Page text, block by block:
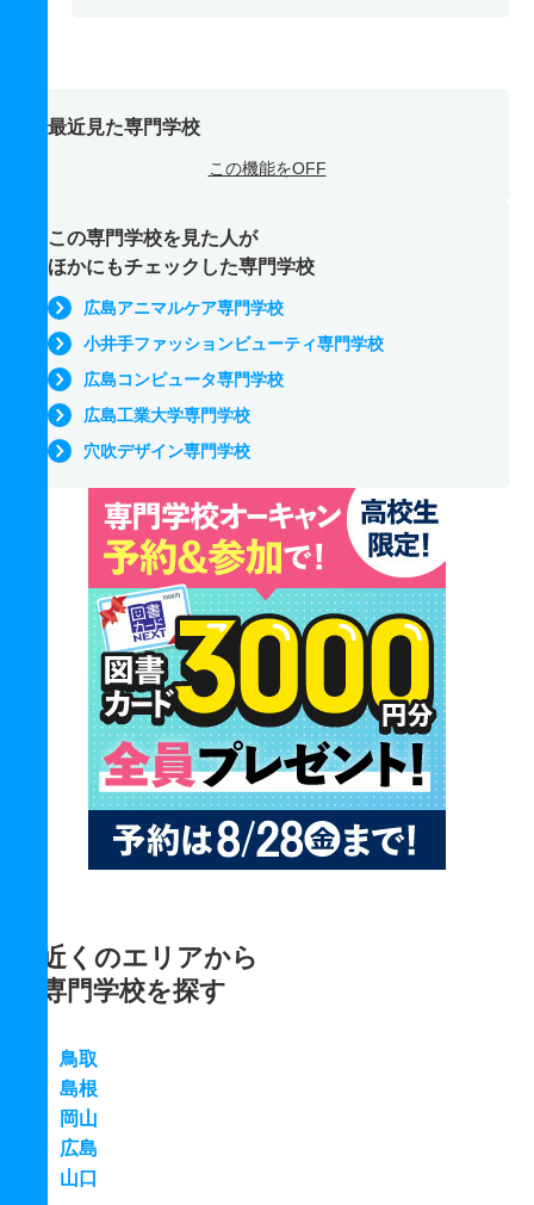
最近見た専門学校
この機能をOFF
この専門学校を見た人が
ほかにもチェックした専門学校
広島アニマルケア専門学校
小井手ファッションビューティ専門学校
広島コンピュータ専門学校
広島工業大学専門学校
穴吹デザイン専門学校
近くのエリアから
専門学校を探す
鳥取
島根
岡山
広島
山口